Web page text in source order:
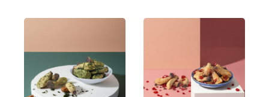
只要再完成幾個步驟，即可完成帳號的註冊程序，
我 要 註 冊